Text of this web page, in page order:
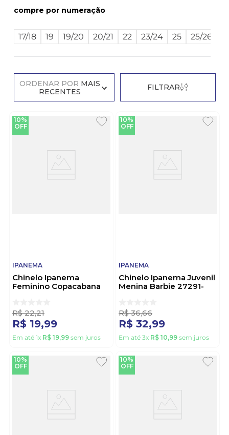
numeração
17/18 19 19/20 20/21 22 23/24 25 25/26
ORDENAR POR MAIS
RECENTES
FILTRAR
10%
OFF
IPANEMA
Chinelo Ipanema
Feminino Copacabana
R$ 22,21
R$ 19,99
Em até 1x R$ 19,99 sem juros
10%
OFF
IPANEMA
Chinelo Ipanema Juvenil
Menina Barbie 27291-
R$ 36,66
R$ 32,99
Em até 3x R$ 10,99 sem juros
10%
OFF
10%
OFF